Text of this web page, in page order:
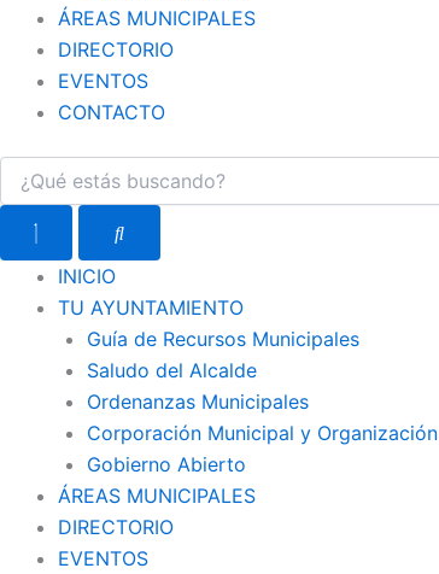
ÁREAS MUNICIPALES
DIRECTORIO
EVENTOS
CONTACTO
INICIO
TU AYUNTAMIENTO
Guía de Recursos Municipales
Saludo del Alcalde
Ordenanzas Municipales
Corporación Municipal y Organización
Gobierno Abierto
ÁREAS MUNICIPALES
DIRECTORIO
EVENTOS